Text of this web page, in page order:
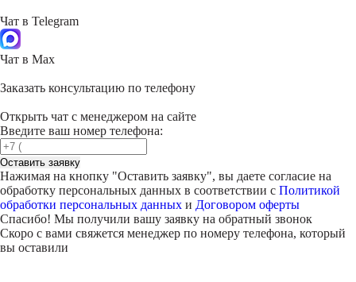
Чат в Telegram
Чат в Max
Заказать консультацию по телефону
Открыть чат с менеджером на сайте
Введите ваш номер телефона:
Оставить заявку
Нажимая на кнопку "Оставить заявку", вы даете согласие на
обработку персональных данных в соответствии с Политикой
обработки персональных данных и Договором оферты
Спасибо! Мы получили вашу заявку на обратный звонок
Скоро с вами свяжется менеджер по номеру телефона, который
вы оставили